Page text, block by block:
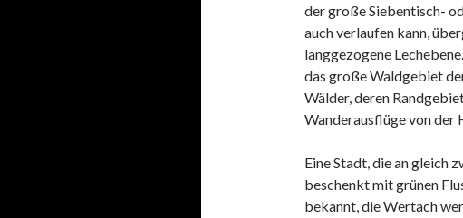
der große Siebentisch-
auch verlaufen kann,
langgezogene
das große Waldgebiet
Wälder, deren
Wanderausflüge von der
Eine Stadt, die an gleich
beschenkt mit grünen
bekannt, die Wertach